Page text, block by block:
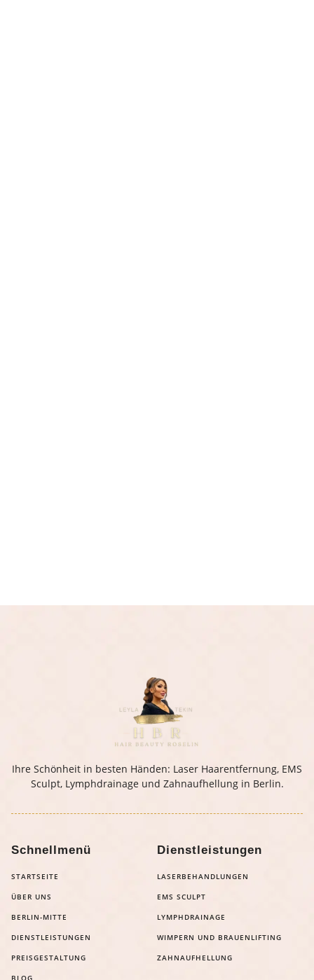
Ihre Schönheit in besten Händen: Laser Haarentfernung, EMS
Sculpt, Lymphdrainage und Zahnaufhellung in Berlin.
Schnellmenü
STARTSEITE
ÜBER UNS
BERLIN-MITTE
DIENSTLEISTUNGEN
PREISGESTALTUNG
BLOG
Dienstleistungen
LASERBEHANDLUNGEN
EMS SCULPT
LYMPHDRAINAGE
WIMPERN UND BRAUENLIFTING
ZAHNAUFHELLUNG